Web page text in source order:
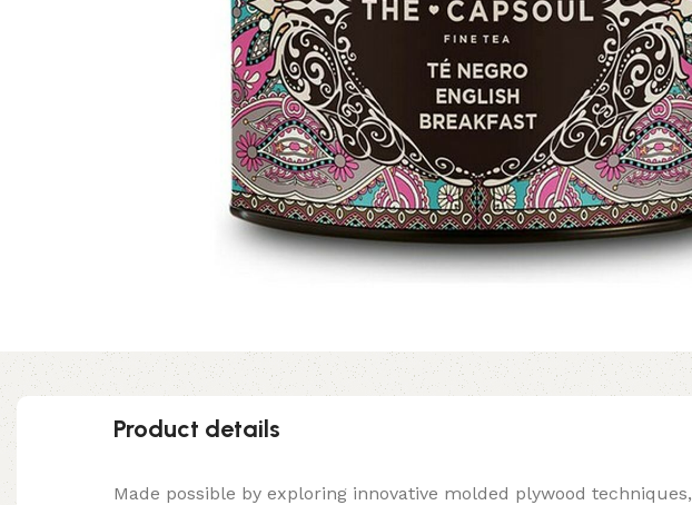
Product details
Made possible by exploring innovative molded plywood techniques,